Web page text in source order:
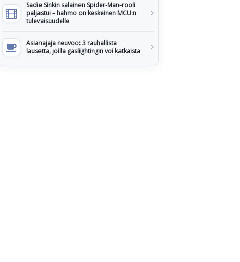
Sadie Sinkin salainen Spider-Man-rooli
paljastui – hahmo on keskeinen MCU:n
tulevaisuudelle
Asianajaja neuvoo: 3 rauhallista
lausetta, joilla gaslightingin voi katkaista